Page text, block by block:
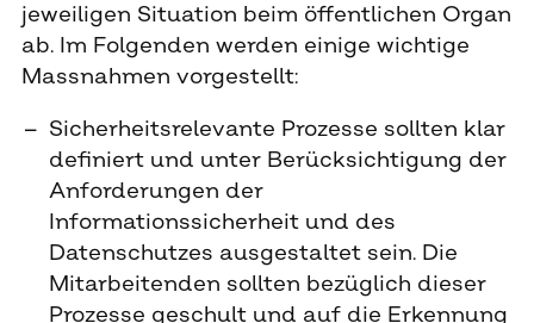
jeweiligen Situation beim öffentlichen Organ
ab. Im Folgenden werden einige wichtige
Massnahmen vorgestellt:
Sicherheitsrelevante Prozesse sollten klar
definiert und unter Berücksichtigung der
Anforderungen der
Informationssicherheit und des
Datenschutzes ausgestaltet sein. Die
Mitarbeitenden sollten bezüglich dieser
Prozesse geschult und auf die Erkennung